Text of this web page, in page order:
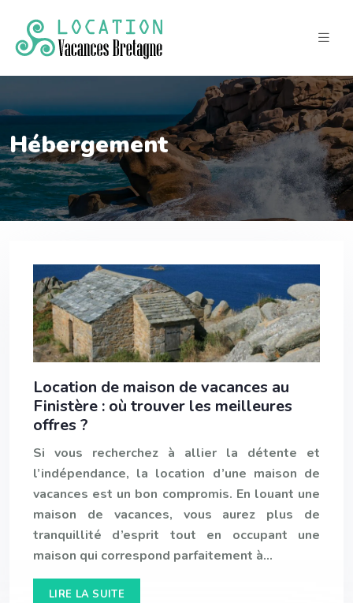
Hébergement
Location de maison de vacances au
Finistère : où trouver les meilleures
offres ?
Si vous recherchez à allier la détente et
l’indépendance, la location d’une maison de
vacances est un bon compromis. En louant une
maison de vacances, vous aurez plus de
tranquillité d’esprit tout en occupant une
maison qui correspond parfaitement à…
LIRE LA SUITE